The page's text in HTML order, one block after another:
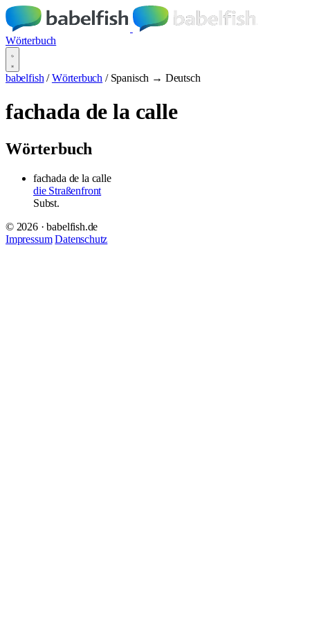
Wörterbuch
babelfish / Wörterbuch / Spanisch → Deutsch
fachada de la calle
Wörterbuch
fachada de la calle
die Straßenfront
Subst.
© 2026 · babelfish.de
Impressum Datenschutz